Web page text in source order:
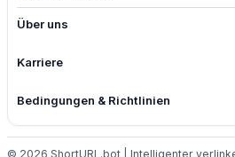
Über uns
Karriere
Bedingungen & Richtlinien
© 2026 ShortURL.bot | Intelligenter